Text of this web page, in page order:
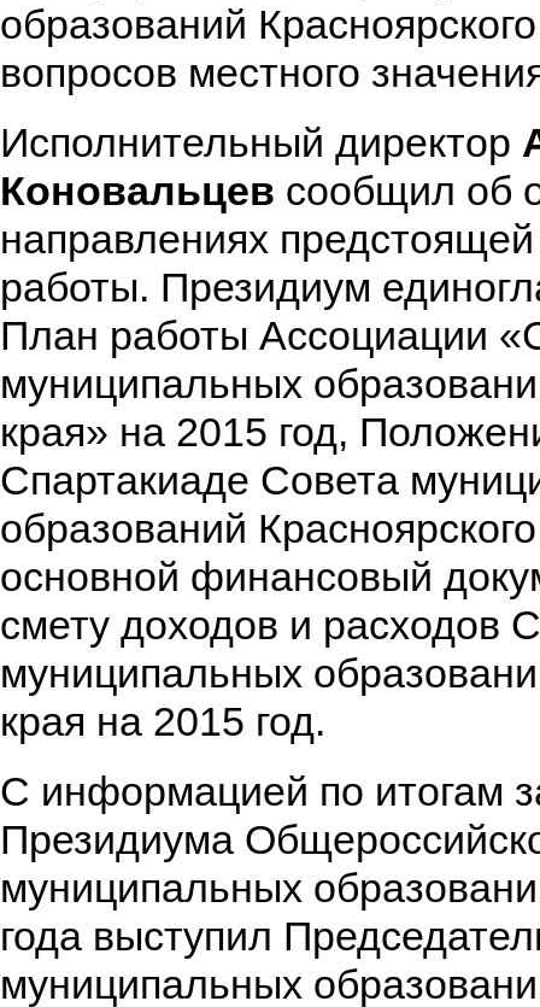
образований
вопросов местного
Исполнительный директор
Коновальцев сообщил об
направлениях предстоящей
работы. Президиум
План работы Ассоциации
муниципальных
края» на 2015 год,
Спартакиаде Совета
образований
основной финансовый
смету доходов и расходов
муниципальных
края на 2015 год.
С информацией по итогам
Президиума
муниципальных
года выступил
муниципальных